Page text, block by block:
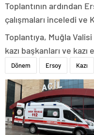
Toplantının ardından
çalışmaları inceledi ve
Toplantıya, Muğla
kazı başkanları ve kazı
Dönem Ersoy Kazı